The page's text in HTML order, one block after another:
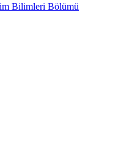
Bilimleri Bölümü